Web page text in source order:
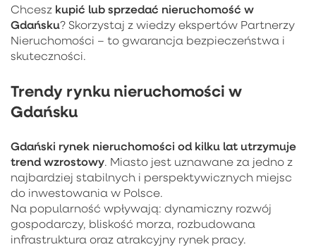
Chcesz kupić lub sprzedać nieruchomość w
Gdańsku? Skorzystaj z wiedzy ekspertów Partnerzy
Nieruchomości – to gwarancja bezpieczeństwa i
skuteczności.
Trendy rynku nieruchomości w
Gdańsku
Gdański rynek nieruchomości od kilku lat utrzymuje
trend wzrostowy. Miasto jest uznawane za jedno z
najbardziej stabilnych i perspektywicznych miejsc
do inwestowania w Polsce.
Na popularność wpływają: dynamiczny rozwój
gospodarczy, bliskość morza, rozbudowana
infrastruktura oraz atrakcyjny rynek pracy.